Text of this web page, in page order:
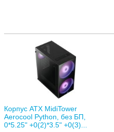
Корпус ATX MidiTower
Aerocool Python, без БП,
0*5.25" +0(2)*3.5" +0(3)...